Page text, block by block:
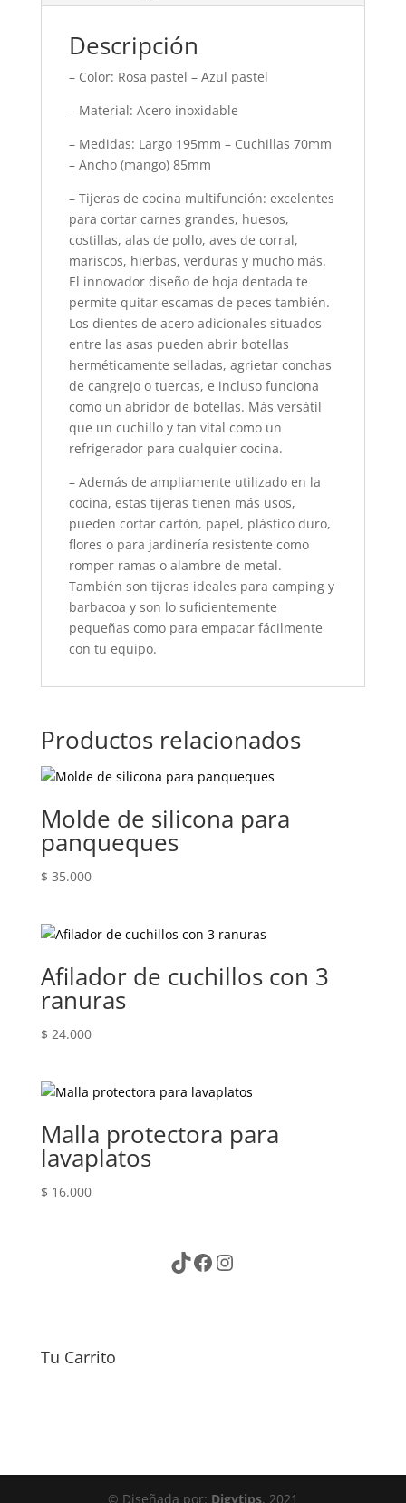
Descripción
– Color: Rosa pastel – Azul pastel
– Material: Acero inoxidable
– Medidas: Largo 195mm – Cuchillas 70mm
– Ancho (mango) 85mm
– Tijeras de cocina multifunción: excelentes
para cortar carnes grandes, huesos,
costillas, alas de pollo, aves de corral,
mariscos, hierbas, verduras y mucho más.
El innovador diseño de hoja dentada te
permite quitar escamas de peces también.
Los dientes de acero adicionales situados
entre las asas pueden abrir botellas
herméticamente selladas, agrietar conchas
de cangrejo o tuercas, e incluso funciona
como un abridor de botellas. Más versátil
que un cuchillo y tan vital como un
refrigerador para cualquier cocina.
– Además de ampliamente utilizado en la
cocina, estas tijeras tienen más usos,
pueden cortar cartón, papel, plástico duro,
flores o para jardinería resistente como
romper ramas o alambre de metal.
También son tijeras ideales para camping y
barbacoa y son lo suficientemente
pequeñas como para empacar fácilmente
con tu equipo.
Productos relacionados
Molde de silicona para
panqueques
$ 35.000
Afilador de cuchillos con 3
ranuras
$ 24.000
Malla protectora para
lavaplatos
$ 16.000
TikTok
Facebook
Instagram
Tu Carrito
© Diseñada por: Digytips, 2021